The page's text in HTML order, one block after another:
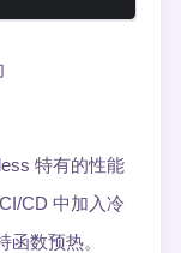
特有的性能
CD 中加入冷
数预热。